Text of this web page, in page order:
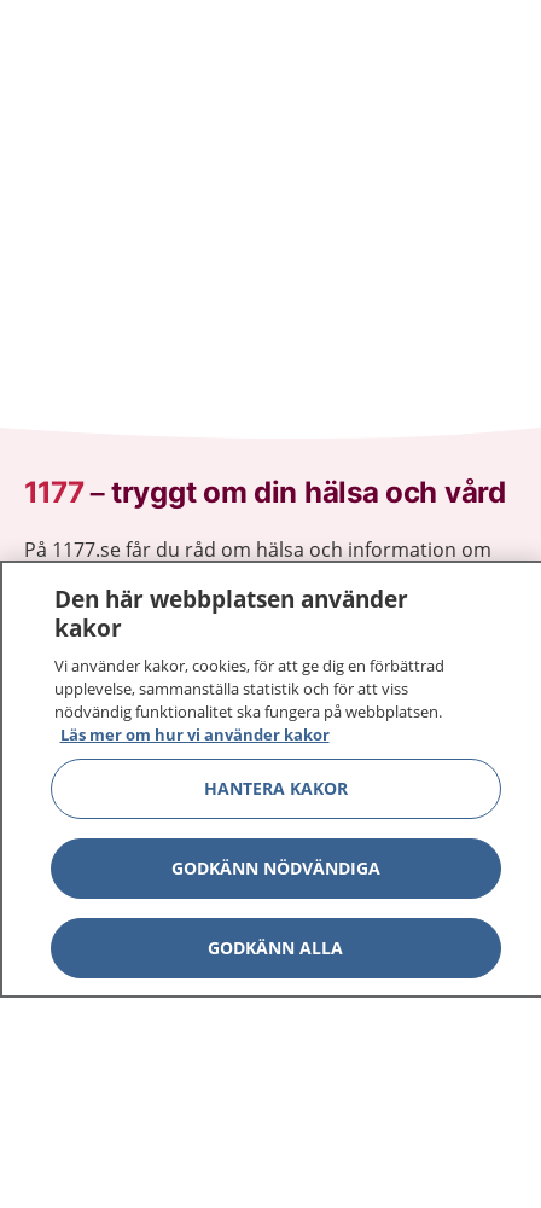
1177–tryggt om din hälsa och vård
På 1177.se får du råd om hälsa och information om
Logga in för att läsa din journal och göra dina
vårdärenden. Ring telefonnummer 1177 för
sjukvårdsrådgivning dygnet runt.
1177 ger dig råd när du vill må bättre.
1177 på flera språk Visa
Om 1177 Visa
Visa
Den här webbplatsen använder
kakor
Vi använder kakor, cookies, för att ge dig en förbättrad
upplevelse, sammanställa statistik och för att viss
nödvändig funktionalitet ska fungera på webbplatsen.
Läs mer om hur vi använder kakor
HANTERA KAKOR
GODKÄNN NÖDVÄNDIGA
GODKÄNN ALLA